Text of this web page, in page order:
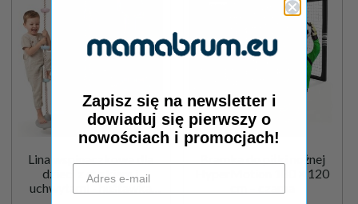
Lina wspinaczkowa dla
dzieci z dyskiem i
uchwytami - huśtawka
Bramka do piłki nożnej
HyperMotion 180 × 120
Zapisz się na newsletter i
dowiaduj się pierwszy o
nowościach i promocjach!